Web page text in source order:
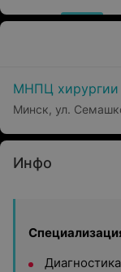
МНПЦ хирургии
Минск, ул.
Инфо